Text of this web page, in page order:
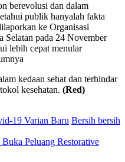
berevolusi dan dalam
publik hanyalah fakta
ke Organisasi
pada 24 November
lebih cepat menular
kedaan sehat dan terhindar
kesehatan. (Red)
19 Varian Baru Bersih bersih
Peluang Restorative